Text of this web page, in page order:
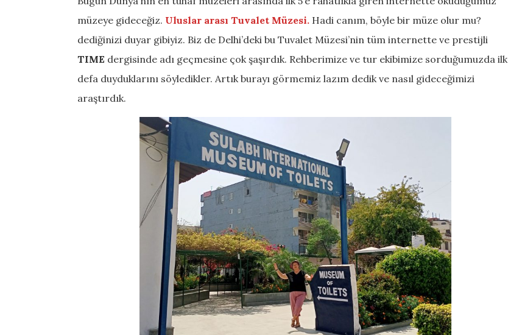
müzeye gideceğiz. Uluslar arası Tuvalet Müzesi. Hadi canım, böyle bir müze olur mu?
dediğinizi duyar gibiyiz. Biz de Delhi’deki bu Tuvalet Müzesi’nin tüm internette ve prestijli
TIME dergisinde adı geçmesine çok şaşırdık. Rehberimize ve tur ekibimize sorduğumuzda ilk
defa duyduklarını söyledikler. Artık burayı görmemiz lazım dedik ve nasıl gideceğimizi
araştırdık.